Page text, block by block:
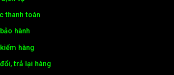
thanh toán
hành
hàng
trả lại hàng